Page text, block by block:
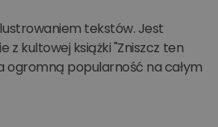
tekstów. Jest
z kultowej książki "Zniszcz ten
ogromną popularność na całym